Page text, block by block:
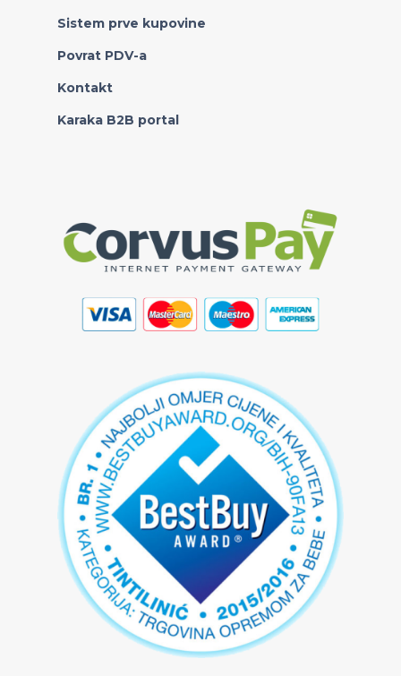
Sistem prve kupovine
Povrat PDV-a
Kontakt
Karaka B2B portal